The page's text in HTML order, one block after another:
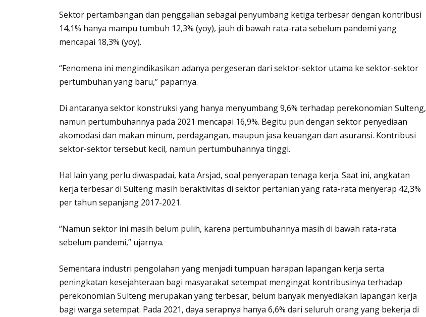
Sektor pertambangan dan penggalian sebagai penyumbang ketiga terbesar dengan kontribusi
14,1% hanya mampu tumbuh 12,3% (yoy), jauh di bawah rata-rata sebelum pandemi yang
mencapai 18,3% (yoy).
“Fenomena ini mengindikasikan adanya pergeseran dari sektor-sektor utama ke sektor-sektor
pertumbuhan yang baru,” paparnya.
Di antaranya sektor konstruksi yang hanya menyumbang 9,6% terhadap perekonomian Sulteng,
namun pertumbuhannya pada 2021 mencapai 16,9%. Begitu pun dengan sektor penyediaan
akomodasi dan makan minum, perdagangan, maupun jasa keuangan dan asuransi. Kontribusi
sektor-sektor tersebut kecil, namun pertumbuhannya tinggi.
Hal lain yang perlu diwaspadai, kata Arsjad, soal penyerapan tenaga kerja. Saat ini, angkatan
kerja terbesar di Sulteng masih beraktivitas di sektor pertanian yang rata-rata menyerap 42,3%
per tahun sepanjang 2017-2021.
“Namun sektor ini masih belum pulih, karena pertumbuhannya masih di bawah rata-rata
sebelum pandemi,” ujarnya.
Sementara industri pengolahan yang menjadi tumpuan harapan lapangan kerja serta
peningkatan kesejahteraan bagi masyarakat setempat mengingat kontribusinya terhadap
perekonomian Sulteng merupakan yang terbesar, belum banyak menyediakan lapangan kerja
bagi warga setempat. Pada 2021, daya serapnya hanya 6,6% dari seluruh orang yang bekerja di